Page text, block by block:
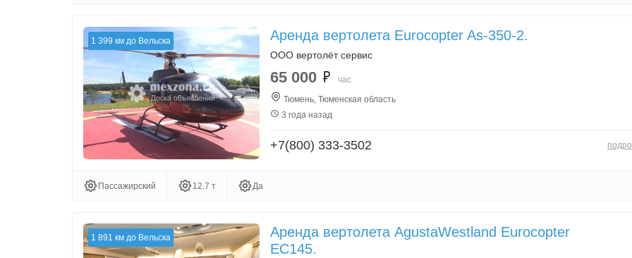
1 399 км до Вельска Аренда вертолета Eurocopter As-350-2.
ООО вертолёт сервис
65 000
час
Тюмень, Тюменская область
3 года назад
+7(800) 333-3502
Пассажирский 12.7 т Да
1 891 км до Вельска
Аренда вертолета AgustaWestland Eurocopter
EC145.